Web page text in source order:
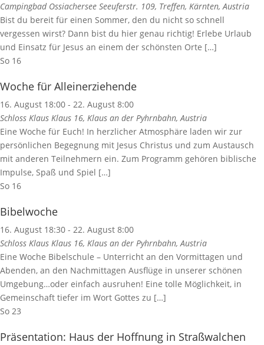
Campingbad Ossiachersee Seeuferstr. 109, Treffen, Kärnten, Austria
Bist du bereit für einen Sommer, den du nicht so schnell
vergessen wirst? Dann bist du hier genau richtig! Erlebe Urlaub
und Einsatz für Jesus an einem der schönsten Orte […]
So 16
Woche für Alleinerziehende
16. August 18:00 - 22. August 8:00
Schloss Klaus Klaus 16, Klaus an der Pyhrnbahn, Austria
Eine Woche für Euch! In herzlicher Atmosphäre laden wir zur
persönlichen Begegnung mit Jesus Christus und zum Austausch
mit anderen Teilnehmern ein. Zum Programm gehören biblische
Impulse, Spaß und Spiel […]
So 16
Bibelwoche
16. August 18:30 - 22. August 8:00
Schloss Klaus Klaus 16, Klaus an der Pyhrnbahn, Austria
Eine Woche Bibelschule – Unterricht an den Vormittagen und
Abenden, an den Nachmittagen Ausflüge in unserer schönen
Umgebung…oder einfach ausruhen! Eine tolle Möglichkeit, in
Gemeinschaft tiefer im Wort Gottes zu […]
So 23
Präsentation: Haus der Hoffnung in Straßwalchen